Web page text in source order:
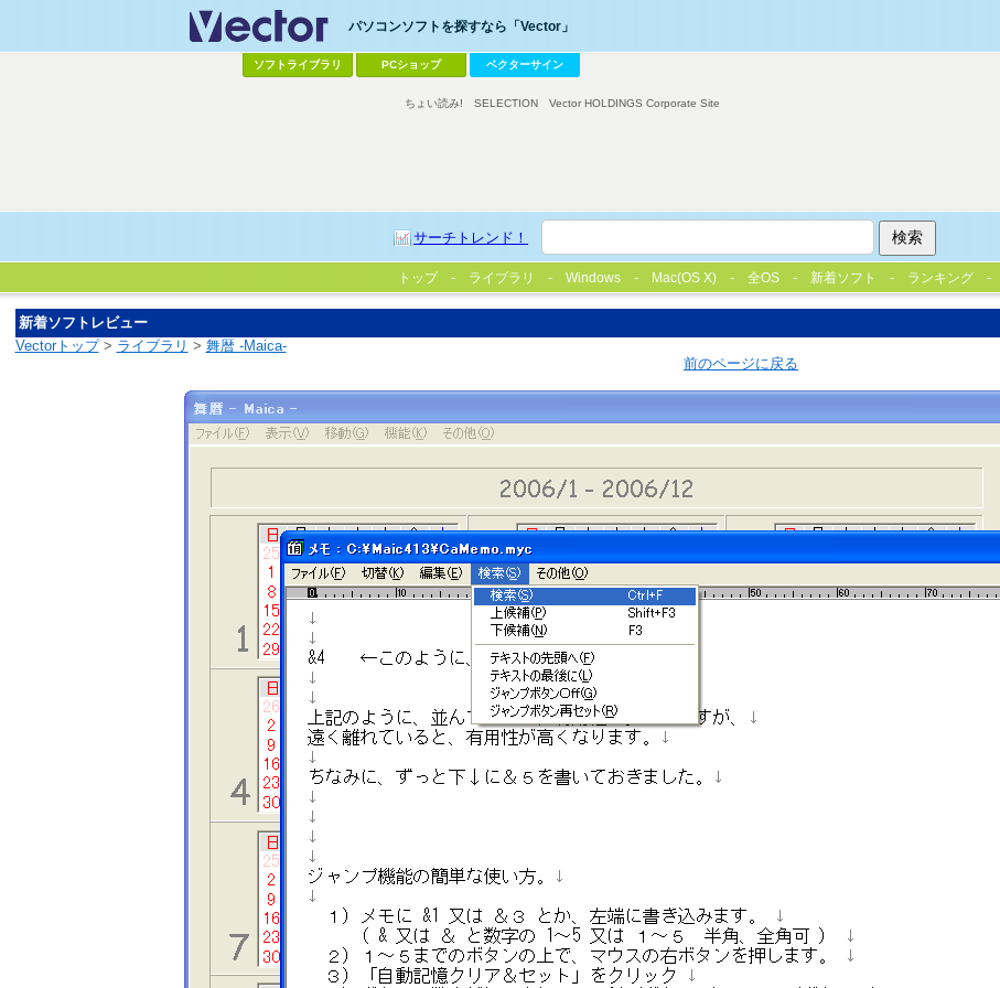
パソコンソフトを探すなら「Vector」
ソフトライブラリ PCショップ ベクターサイン
サーチトレンド！
ちょい読み! SELECTION Vector HOLDINGS Corporate Site
トップ ライブラリ Windows Mac(OS X) 全OS 新着ソフト ランキング
新着ソフトレビュー
Vectorトップ> ライブラリ > 舞暦 -Maica-
前のページに戻る